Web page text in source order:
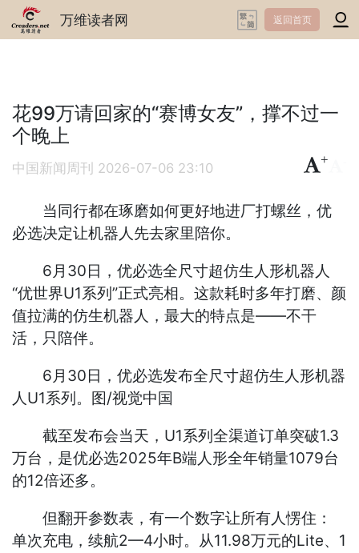
万维读者网 返回首页
花99万请回家的“赛博女友”，撑不过一
个晚上
中国新闻周刊 2026-07-06 23:10
+
当同行都在琢磨如何更好地进厂打螺丝，优
必选决定让机器人先去家里陪你。
6月30日，优必选全尺寸超仿生人形机器人
“优世界U1系列”正式亮相。这款耗时多年打磨、颜
值拉满的仿生机器人，最大的特点是——不干
活，只陪伴。
6月30日，优必选发布全尺寸超仿生人形机器
人U1系列。图/视觉中国
截至发布会当天，U1系列全渠道订单突破1.3
万台，是优必选2025年B端人形全年销量1079台
的12倍还多。
但翻开参数表，有一个数字让所有人愣住：
单次充电，续航2—4小时。从11.98万元的Lite、1